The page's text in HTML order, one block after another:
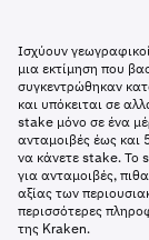
Ισχύουν
μια εκτίμηση που
συγκεντρώθηκαν
και υπόκειται σε
stake μόνο σε ένα
ανταμοιβές έως και
να κάνετε stake. Το
για ανταμοιβές,
αξίας των
περισσότερες
της Kraken.